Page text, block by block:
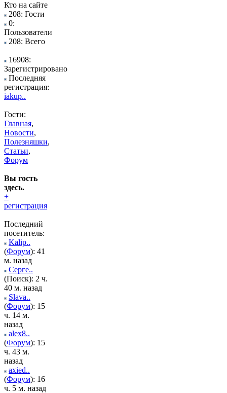
Кто на сайте
208: Гости
0:
Пользователи
208: Всего
16908:
Зарегистрировано
Последняя
регистрация:
iakup..
Гости:
Главная,
Новости,
Полезняшки,
Статьи,
Форум
Вы гость
здесь.
+
регистрация
Последний
посетитель:
Kalip..
(Форум): 41
м. назад
Серге..
(Поиск): 2 ч.
40 м. назад
Slava..
(Форум): 15
ч. 14 м.
назад
alex8..
(Форум): 15
ч. 43 м.
назад
axied..
(Форум): 16
ч. 5 м. назад